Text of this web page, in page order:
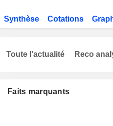
Synthèse Cotations
Faits marquants
Toute l'actualité Reco